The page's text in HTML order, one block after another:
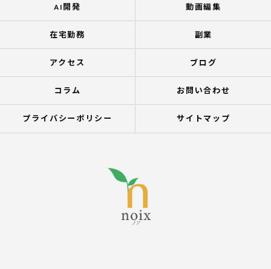
AI開発 動画編集
在宅勤務 副業
アクセス ブログ
コラム お問い合わせ
プライバシーポリシー サイトマップ